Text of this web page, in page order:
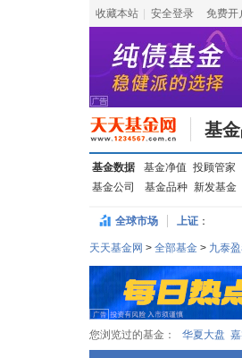
收藏本站 安全登录 免费开
基
基金数据 基金净值 投顾管家
基金公司
基金品种 新发基金
全球市场 上证：
天天基金网 > 全部基金 > 九泰
您浏览过的基金： 华夏大盘